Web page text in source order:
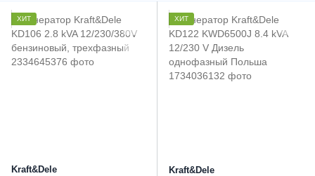
ХИТ
Kraft&Dele
ХИТ
Kraft&Dele